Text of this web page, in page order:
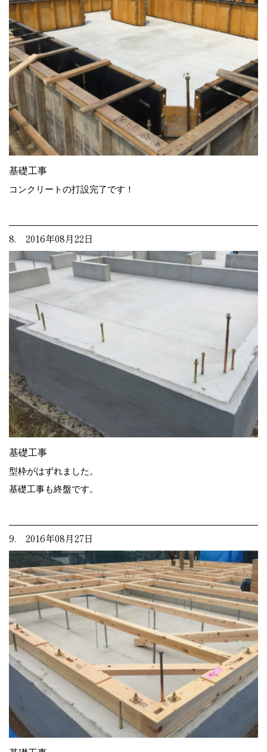
基礎工事
コンクリートの打設完了です！
8. 2016年08月22日
基礎工事
型枠がはずれました。
基礎工事も終盤です。
9. 2016年08月27日